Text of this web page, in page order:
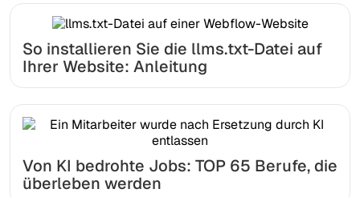
So installieren Sie die llms.txt-Datei auf
Ihrer Website: Anleitung
Von KI bedrohte Jobs: TOP 65 Berufe, die
überleben werden